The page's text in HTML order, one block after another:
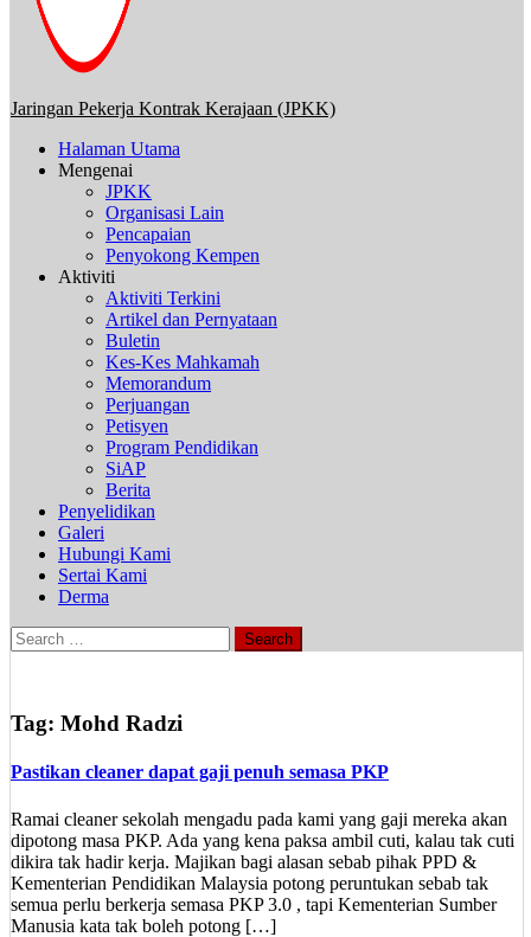
Jaringan Pekerja Kontrak Kerajaan (JPKK)
Halaman Utama
Mengenai
JPKK
Organisasi Lain
Pencapaian
Penyokong Kempen
Aktiviti
Aktiviti Terkini
Artikel dan Pernyataan
Buletin
Kes-Kes Mahkamah
Memorandum
Perjuangan
Petisyen
Program Pendidikan
SiAP
Berita
Penyelidikan
Galeri
Hubungi Kami
Sertai Kami
Derma
Search
for:
Tag: Mohd Radzi
Pastikan cleaner dapat gaji penuh semasa PKP
Ramai cleaner sekolah mengadu pada kami yang gaji mereka akan
dipotong masa PKP. Ada yang kena paksa ambil cuti, kalau tak cuti
dikira tak hadir kerja. Majikan bagi alasan sebab pihak PPD &
Kementerian Pendidikan Malaysia potong peruntukan sebab tak
semua perlu berkerja semasa PKP 3.0 , tapi Kementerian Sumber
Manusia kata tak boleh potong […]